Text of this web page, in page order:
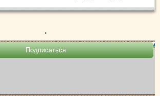
.